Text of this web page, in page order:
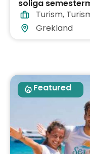
soliga
Turism,
Grekland
Featured